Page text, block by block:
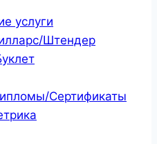
услуги
Штендер
Сертификаты